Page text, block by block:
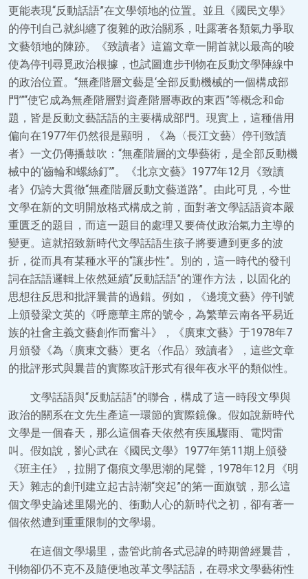
更能表現“反動話語”在文學領地的位置。並且《國民文學》
的停刊自己就糾纏了復雜的政治關系，吐露著各類氣力爭取
文藝領地的陳跡。《致讀者》這篇文章一開首就以最高的唆
使為停刊尋覓政治根據，也試圖進步刊物在反動文學陣線中
的政治位置。“無產階層文藝是‘全部反動機械的一個構成部
門’”“使它成為無產階層對資產階層專政的東西”等概念和命
題，皆是反動文藝話語的主要構成部門。現實上，這種借用
偏向在1977年仍然很是顯明，《為〈長江文藝〉停刊致讀
者》一文仍傳播鼓吹：“無產階層的文學藝術，是全部反動機
械中的‘齒輪和螺絲釘’”。《北京文藝》1977年12月《致讀
者》仍誇大貫徹“無產階層反動文藝道路”。由此可見，今世
文學在新的文明開放格式構成之前，面對著文學話語資本嚴
重匱乏的題目，而這一題目的處理又要倚仗政治氣力主導的
變更。這就招致新時代文學話語生孩子將要遭到更多的波
折，從而具有某種水平的“讓步性”。別的，這一時代的發刊
詞在話語邏輯上依然延續“反動話語”的運作方法，以固化的
思想往反思和批評曩昔的過錯。例如，《邊境文藝》停刊號
上頒發梁文英的《呼應華主席的號令，為繁華云南各平易近
族的社會主義文藝創作而奮斗》，《廣東文藝》于1978年7
月頒發《為〈廣東文藝〉更名〈作品〉致讀者》，這些文章
的批評形式與曩昔的實際攻訐形式有很年夜水平的類似性。
文學話語與“反動話語”的聯合，構成了這一時段文學與
政治的關系在文先生產這一環節的實際鏡像。假如說新時代
文學是一個春天，那么這個春天依然有疾風驟雨、電閃雷
叫。假如說，劉心武在《國民文學》1977年第11期上頒發
《班主任》，拉開了傷痕文學思潮的尾聲，1978年12月《明
天》雜志的創刊建立起古詩潮“突起”的第一面旗號，那么這
個文學史論述里陽光的、衝動人心的新時代之初，卻有著一
個依然遭到重重限制的文學場。
在這個文學場里，盡管此前各式忌諱的時期曾經曩昔，
刊物卻仍不克不及隨便地改革文學話語，在尋求文學藝術性